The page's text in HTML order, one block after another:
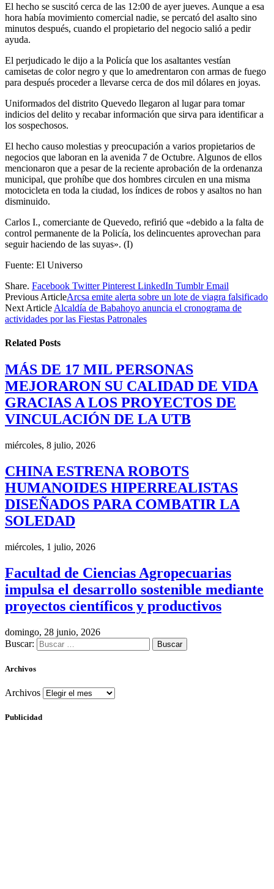
El hecho se suscitó cerca de las 12:00 de ayer jueves. Aunque a esa
hora había movimiento comercial nadie, se percató del asalto sino
minutos después, cuando el propietario del negocio salió a pedir
ayuda.
El perjudicado le dijo a la Policía que los asaltantes vestían
camisetas de color negro y que lo amedrentaron con armas de fuego
para después proceder a llevarse cerca de dos mil dólares en joyas.
Uniformados del distrito Quevedo llegaron al lugar para tomar
indicios del delito y recabar información que sirva para identificar a
los sospechosos.
El hecho causo molestias y preocupación a varios propietarios de
negocios que laboran en la avenida 7 de Octubre. Algunos de ellos
mencionaron que a pesar de la reciente aprobación de la ordenanza
municipal, que prohíbe que dos hombres circulen en una misma
motocicleta en toda la ciudad, los índices de robos y asaltos no han
disminuido.
Carlos I., comerciante de Quevedo, refirió que «debido a la falta de
control permanente de la Policía, los delincuentes aprovechan para
seguir haciendo de las suyas». (I)
Fuente: El Universo
Share. Facebook Twitter Pinterest LinkedIn Tumblr Email
Previous ArticleArcsa emite alerta sobre un lote de viagra falsificado
Next Article Alcaldía de Babahoyo anuncia el cronograma de
actividades por las Fiestas Patronales
Related Posts
MÁS DE 17 MIL PERSONAS
MEJORARON SU CALIDAD DE VIDA
GRACIAS A LOS PROYECTOS DE
VINCULACIÓN DE LA UTB
miércoles, 8 julio, 2026
CHINA ESTRENA ROBOTS
HUMANOIDES HIPERREALISTAS
DISEÑADOS PARA COMBATIR LA
SOLEDAD
miércoles, 1 julio, 2026
Facultad de Ciencias Agropecuarias
impulsa el desarrollo sostenible mediante
proyectos científicos y productivos
domingo, 28 junio, 2026
Buscar:
Archivos
Archivos
Publicidad